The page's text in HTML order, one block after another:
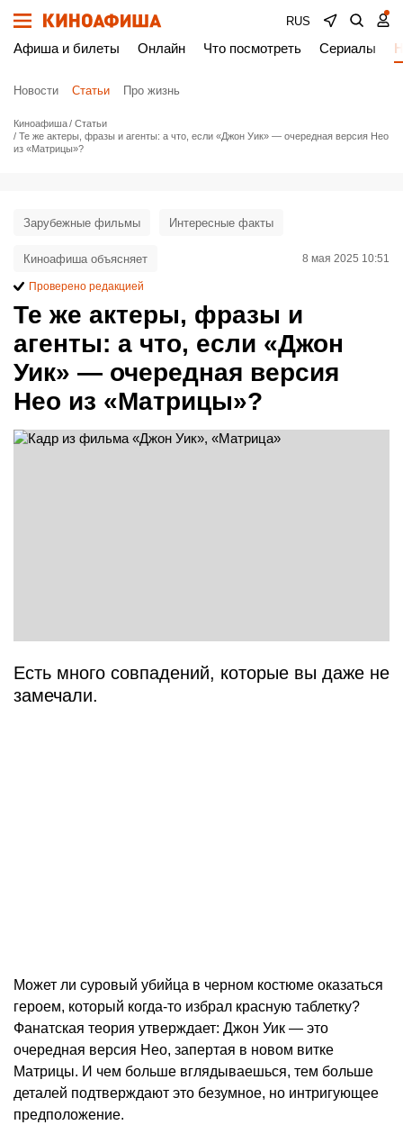
RUS
Афиша и билеты Онлайн Что посмотреть Сериалы
Новости Статьи Про жизнь
Киноафиша
Статьи
Те же актеры, фразы и агенты: а что, если «Джон Уик» — очередная версия Нео
из «Матрицы»?
Те же актеры, фразы и
агенты: а что, если «Джон
Уик» — очередная версия
Нео из «Матрицы»?
Зарубежные фильмы Интересные факты
Киноафиша объясняет 8 мая 2025 10:51
Проверено редакцией
Есть много совпадений, которые вы даже не
замечали.
Может ли суровый убийца в черном костюме оказаться
героем, который когда-то избрал красную таблетку?
Фанатская теория утверждает: Джон Уик — это
очередная версия Нео, запертая в новом витке
Матрицы. И чем больше вглядываешься, тем больше
деталей подтверждают это безумное, но интригующее
предположение.